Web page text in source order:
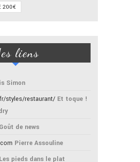
200€
liens
Simon
styles/restaurant/ Et toque !
Goût de news
Pierre Assouline
Les pieds dans le plat